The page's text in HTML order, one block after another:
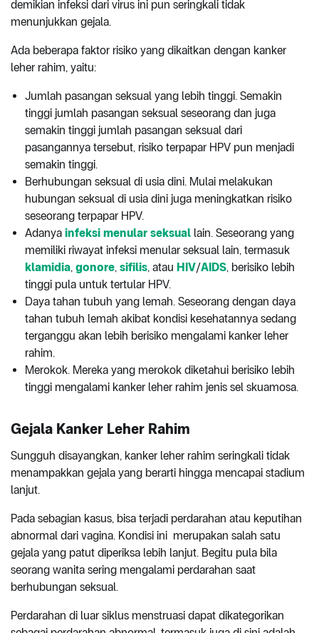
demikian infeksi dari virus ini pun seringkali tidak
menunjukkan gejala.
Ada beberapa faktor risiko yang dikaitkan dengan kanker
leher rahim, yaitu:
Jumlah pasangan seksual yang lebih tinggi. Semakin
tinggi jumlah pasangan seksual seseorang dan juga
semakin tinggi jumlah pasangan seksual dari
pasangannya tersebut, risiko terpapar HPV pun menjadi
semakin tinggi.
Berhubungan seksual di usia dini. Mulai melakukan
hubungan seksual di usia dini juga meningkatkan risiko
seseorang terpapar HPV.
Adanya infeksi menular seksual lain. Seseorang yang
memiliki riwayat infeksi menular seksual lain, termasuk
klamidia, gonore, sifilis, atau HIV/AIDS, berisiko lebih
tinggi pula untuk tertular HPV.
Daya tahan tubuh yang lemah. Seseorang dengan daya
tahan tubuh lemah akibat kondisi kesehatannya sedang
terganggu akan lebih berisiko mengalami kanker leher
rahim.
Merokok. Mereka yang merokok diketahui berisiko lebih
tinggi mengalami kanker leher rahim jenis sel skuamosa.
Gejala Kanker Leher Rahim
Sungguh disayangkan, kanker leher rahim seringkali tidak
menampakkan gejala yang berarti hingga mencapai stadium
lanjut.
Pada sebagian kasus, bisa terjadi perdarahan atau keputihan
abnormal dari vagina. Kondisi ini merupakan salah satu
gejala yang patut diperiksa lebih lanjut. Begitu pula bila
seorang wanita sering mengalami perdarahan saat
berhubungan seksual.
Perdarahan di luar siklus menstruasi dapat dikategorikan